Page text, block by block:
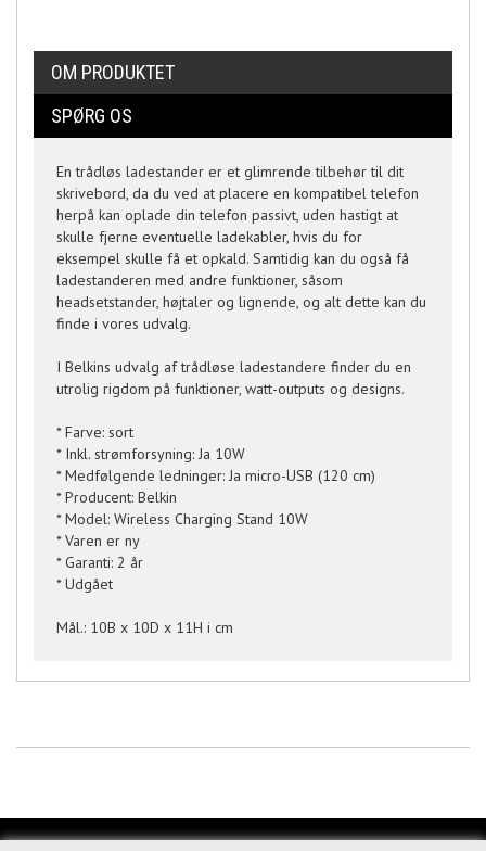
OM PRODUKTET
SPØRG OS
En trådløs ladestander er et glimrende tilbehør til dit
skrivebord, da du ved at placere en kompatibel telefon
herpå kan oplade din telefon passivt, uden hastigt at
skulle fjerne eventuelle ladekabler, hvis du for
eksempel skulle få et opkald. Samtidig kan du også få
ladestanderen med andre funktioner, såsom
headsetstander, højtaler og lignende, og alt dette kan du
finde i vores udvalg.
I Belkins udvalg af trådløse ladestandere finder du en
utrolig rigdom på funktioner, watt-outputs og designs.
* Farve: sort
* Inkl. strømforsyning: Ja 10W
* Medfølgende ledninger: Ja micro-USB (120 cm)
* Producent: Belkin
* Model: Wireless Charging Stand 10W
* Varen er ny
* Garanti: 2 år
* Udgået
Mål.: 10B x 10D x 11H i cm